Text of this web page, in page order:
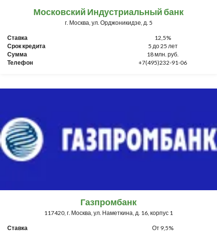
Московский Индустриальный банк
г. Москва, ул. Орджоникидзе, д. 5
Ставка
12,5%
Срок кредита
5 до 25 лет
Сумма
18 млн. руб.
Телефон
+7(495)232-91-06
Газпромбанк
117420, г. Москва, ул. Наметкина, д. 16, корпус 1
Ставка
От 9,5%